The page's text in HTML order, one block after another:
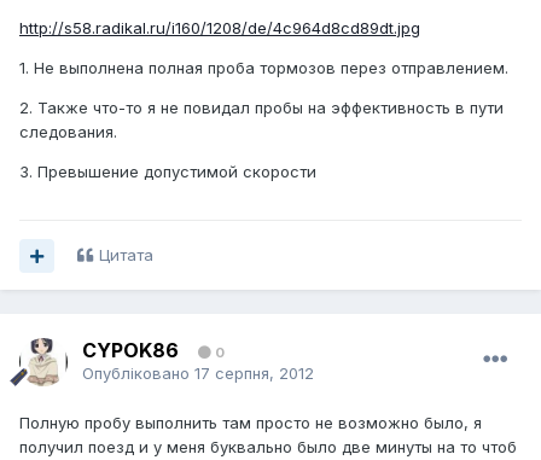
http://s58.radikal.ru/i160/1208/de/4c964d8cd89dt.jpg
1. Не выполнена полная проба тормозов перез отправлением.
2. Также что-то я не повидал пробы на эффективность в пути
следования.
3. Превышение допустимой скорости
Цитата
CYPOK86 0
Опубліковано 17 серпня, 2012
Полную пробу выполнить там просто не возможно было, я
получил поезд и у меня буквально было две минуты на то чтоб